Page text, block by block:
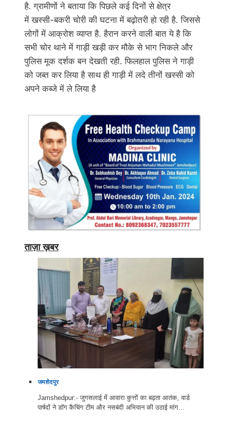
है. ग्रामीणों ने बताया कि पिछले कई दिनों से क्षेत्र
में खस्सी-बकरी चोरी की घटना में बढ़ोतरी हो रही है. जिससे
लोगों में आक्रोश व्याप्त है. हैरान करने वाली बात ये है कि
सभी चोर थाने में गाड़ी खड़ी कर मौके से भाग निकले और
पुलिस मूक दर्शक बन देखती रही. फिलहाल पुलिस ने गाड़ी
को जब्त कर लिया है साथ ही गाड़ी में लदे तीनों खस्सी को
अपने कब्जे में ले लिया है
ताज़ा ख़बर
जमशेदपुर
Jamshedpur:- जुगसलाई में आवारा कुत्तों का बढ़ता आतंक, वार्ड
पार्षदों ने डॉग कैचिंग टीम और नसबंदी अभियान की उठाई मांग…